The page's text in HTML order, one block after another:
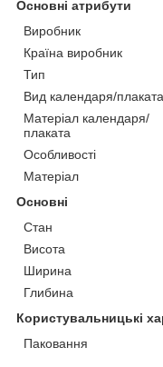
Основні атрибути
Виробник
Країна виробник
Тип
Вид календаря/плаката
Матеріал календаря/
плаката
Особливості
Матеріал
Основні
Стан
Висота
Ширина
Глибина
Користувальницькі
Паковання